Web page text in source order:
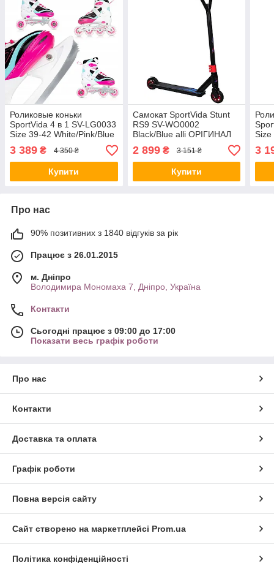
Роликовые коньки
SportVida 4 в 1 SV-LG0033
Size 39-42 White/Pink/Blue
alli ОРИГИНАЛ
3 389 ₴ 4 350 ₴
Купити
Самокат SportVida Stunt
RS9 SV-WO0002
Black/Blue alli ОРІГИНАЛ
2 899₴ 3 151 ₴
Купити
Size
3
Про нас
90% позитивних з 1840 відгуків за рік
Працює з 26.01.2015
м. Дніпро
Володимира Мономаха 7, Дніпро, Україна
Контакти
Сьогодні працює з 09:00 до 17:00
Показати весь графік роботи
Про нас
Контакти
Доставка та оплата
Графік роботи
Повна версія сайту
Сайт створено на маркетплейсі Prom.ua
Політика конфіденційності